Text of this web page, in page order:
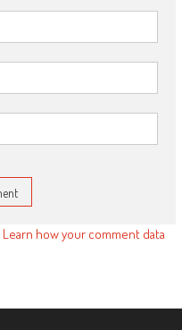
Learn how your comment data